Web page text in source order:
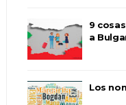
9
a
Los